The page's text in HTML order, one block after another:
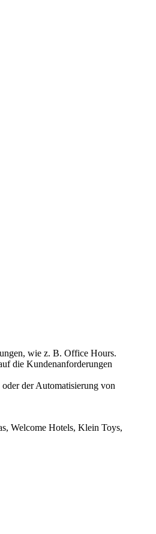
wie z. B. Office Hours.
die Kundenanforderungen
der Automatisierung von
Welcome Hotels, Klein Toys,